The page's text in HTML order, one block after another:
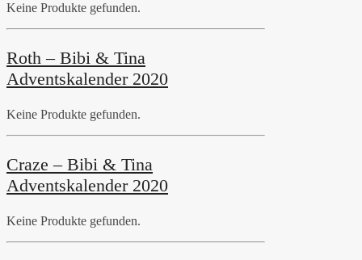
Keine Produkte gefunden.
Roth – Bibi & Tina
Adventskalender 2020
Keine Produkte gefunden.
Craze – Bibi & Tina
Adventskalender 2020
Keine Produkte gefunden.